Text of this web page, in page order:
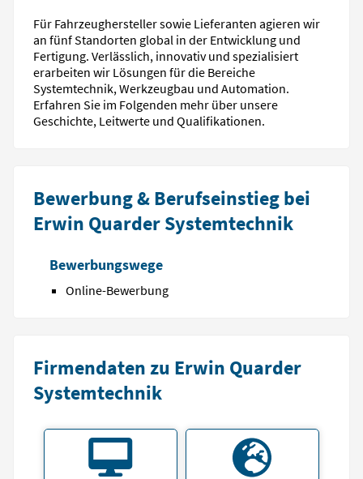
Für Fahrzeughersteller sowie Lieferanten agieren wir
an fünf Standorten global in der Entwicklung und
Fertigung. Verlässlich, innovativ und spezialisiert
erarbeiten wir Lösungen für die Bereiche
Systemtechnik, Werkzeugbau und Automation.
Erfahren Sie im Folgenden mehr über unsere
Geschichte, Leitwerte und Qualifikationen.
Bewerbung & Berufseinstieg bei
Erwin Quarder Systemtechnik
Bewerbungswege
Online-Bewerbung
Firmendaten zu Erwin Quarder
Systemtechnik